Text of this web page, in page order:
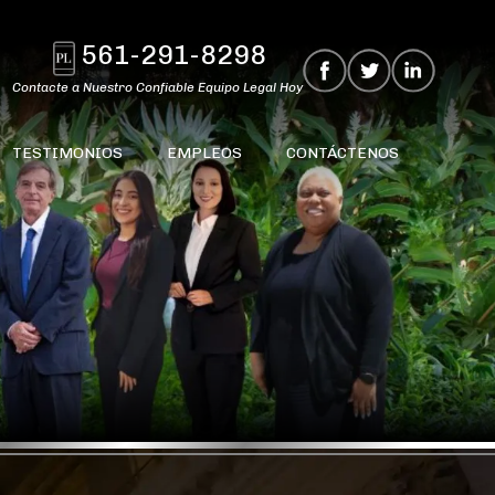
561-291-8298
Contacte a Nuestro Confiable Equipo Legal Hoy
TESTIMONIOS EMPLEOS CONTÁCTENOS